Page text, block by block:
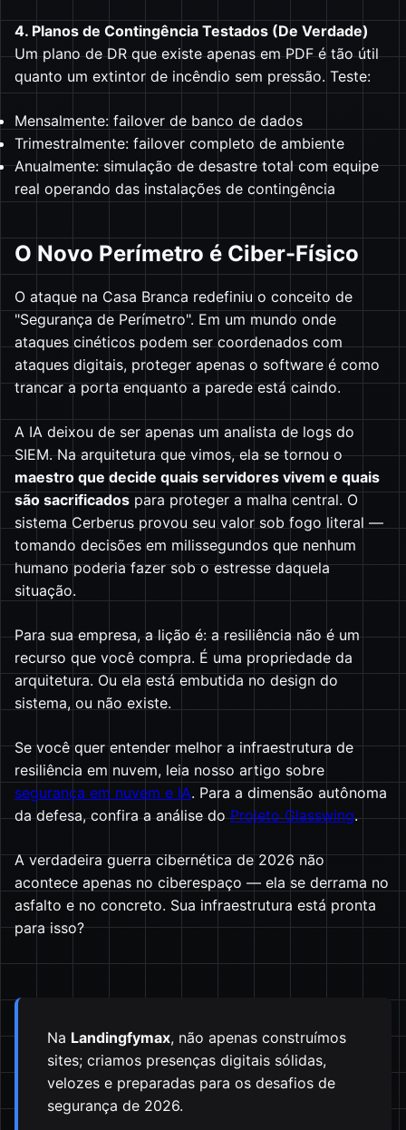
4. Planos de Contingência Testados (De Verdade)
Um plano de DR que existe apenas em PDF é tão útil
quanto um extintor de incêndio sem pressão. Teste:
Mensalmente: failover de banco de dados
Trimestralmente: failover completo de ambiente
Anualmente: simulação de desastre total com equipe
real operando das instalações de contingência
O Novo Perímetro é Ciber-Físico
O ataque na Casa Branca redefiniu o conceito de
"Segurança de Perímetro". Em um mundo onde
ataques cinéticos podem ser coordenados com
ataques digitais, proteger apenas o software é como
trancar a porta enquanto a parede está caindo.
A IA deixou de ser apenas um analista de logs do
SIEM. Na arquitetura que vimos, ela se tornou o
maestro que decide quais servidores vivem e quais
são sacrificados para proteger a malha central. O
sistema Cerberus provou seu valor sob fogo literal —
tomando decisões em milissegundos que nenhum
humano poderia fazer sob o estresse daquela
situação.
Para sua empresa, a lição é: a resiliência não é um
recurso que você compra. É uma propriedade da
arquitetura. Ou ela está embutida no design do
sistema, ou não existe.
Se você quer entender melhor a infraestrutura de
resiliência em nuvem, leia nosso artigo sobre
segurança em nuvem e IA. Para a dimensão autônoma
da defesa, confira a análise doProjeto Glasswing.
A verdadeira guerra cibernética de 2026 não
acontece apenas no ciberespaço — ela se derrama no
asfalto e no concreto. Sua infraestrutura está pronta
para isso?
Na Landingfymax, não apenas construímos
sites; criamos presenças digitais sólidas,
velozes e preparadas para os desafios de
segurança de 2026.